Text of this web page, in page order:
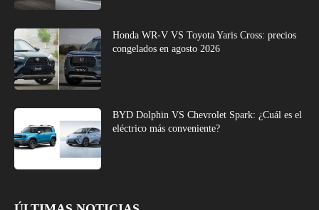
Honda WR-V VS Toyota Yaris Cross: precios
congelados en agosto 2026
BYD Dolphin VS Chevrolet Spark: ¿Cuál es el
eléctrico más conveniente?